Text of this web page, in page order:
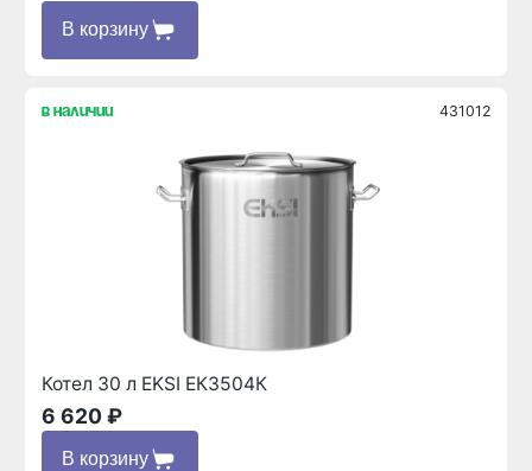
В корзину
в наличии 431012
Котел 30 л EKSI ЕК3504К
6 620 ₽
В корзину